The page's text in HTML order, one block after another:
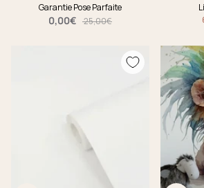
Garantie Pose Parfaite
0,00€ 25,00€